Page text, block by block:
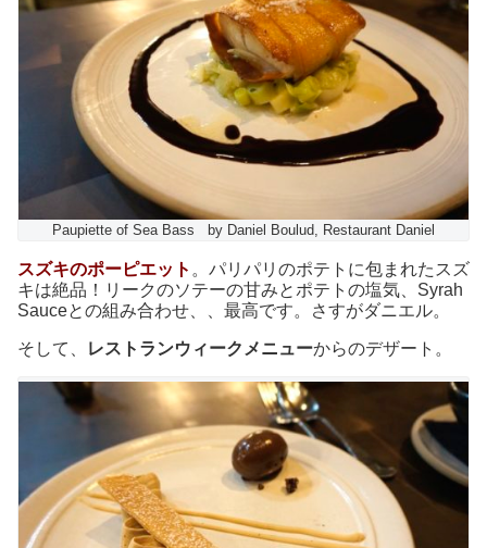
Paupiette of Sea Bass by Daniel Boulud, Restaurant Daniel
スズキのポーピエット 。パリパリのポテトに包まれたスズ
キは絶品！リークのソテーの甘みとポテトの塩気、Syrah
Sauceとの組み合わせ、、最高です。さすがダニエル。
そして、 レストランウィークメニューからのデザート。